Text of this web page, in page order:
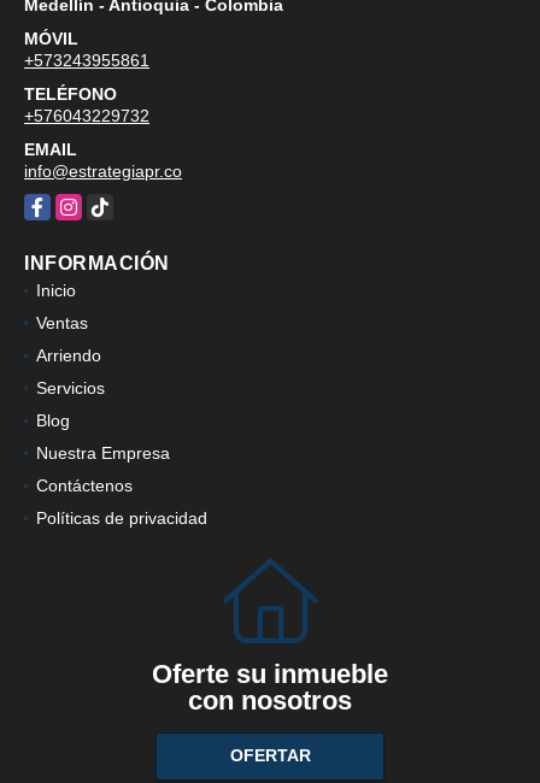
Medellín - Antioquia - Colombia
MÓVIL
+573243955861
TELÉFONO
+576043229732
EMAIL
info@estrategiapr.co
Facebook
Instagram
TikTok
INFORMACIÓN
Inicio
Ventas
Arriendo
Servicios
Blog
Nuestra Empresa
Contáctenos
Políticas de privacidad
Oferte su inmueble
con nosotros
OFERTAR